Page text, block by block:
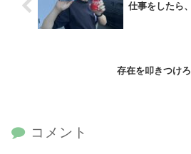
仕事をしたら
存在を叩きつけろ
コメント